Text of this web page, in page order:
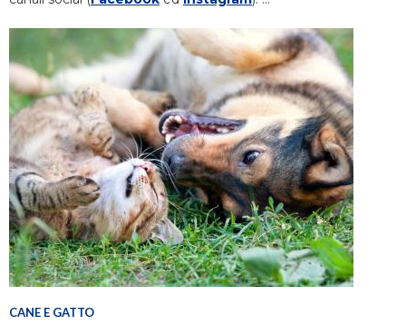
CANE E GATTO